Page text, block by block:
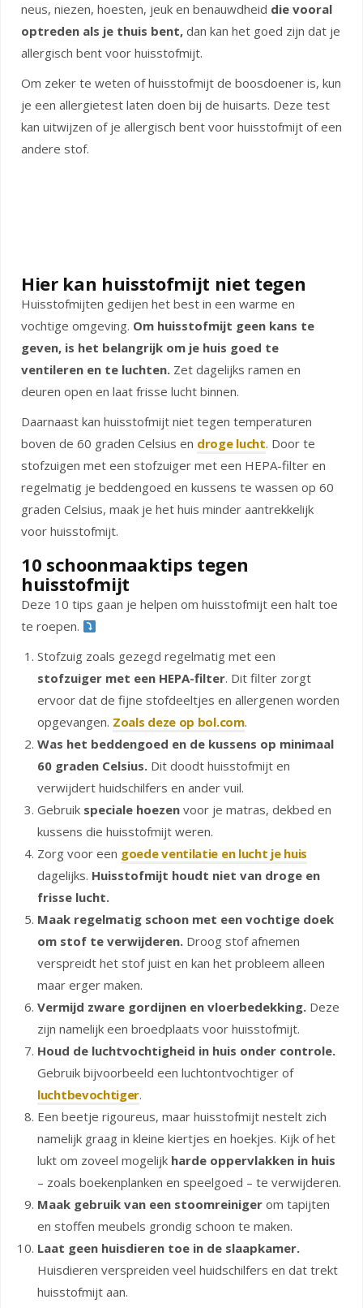
neus, niezen, hoesten, jeuk en benauwdheid die vooral
optreden als je thuis bent, dan kan het goed zijn dat je
allergisch bent voor huisstofmijt.
Om zeker te weten of huisstofmijt de boosdoener is, kun
je een allergietest laten doen bij de huisarts. Deze test
kan uitwijzen of je allergisch bent voor huisstofmijt of een
andere stof.
Hier kan huisstofmijt niet tegen
Huisstofmijten gedijen het best in een warme en
vochtige omgeving. Om huisstofmijt geen kans te
geven, is het belangrijk om je huis goed te
ventileren en te luchten. Zet dagelijks ramen en
deuren open en laat frisse lucht binnen.
Daarnaast kan huisstofmijt niet tegen temperaturen
boven de 60 graden Celsius en droge lucht. Door te
stofzuigen met een stofzuiger met een HEPA-filter en
regelmatig je beddengoed en kussens te wassen op 60
graden Celsius, maak je het huis minder aantrekkelijk
voor huisstofmijt.
10 schoonmaaktips tegen
huisstofmijt
Deze 10 tips gaan je helpen om huisstofmijt een halt toe
te roepen.
Stofzuig zoals gezegd regelmatig met een
stofzuiger met een HEPA-filter. Dit filter zorgt
ervoor dat de fijne stofdeeltjes en allergenen worden
opgevangen. Zoals deze op bol.com.
Was het beddengoed en de kussens op minimaal
60 graden Celsius. Dit doodt huisstofmijt en
verwijdert huidschilfers en ander vuil.
Gebruik speciale hoezen voor je matras, dekbed en
kussens die huisstofmijt weren.
Zorg voor een goede ventilatie en lucht je huis
dagelijks. Huisstofmijt houdt niet van droge en
frisse lucht.
Maak regelmatig schoon met een vochtige doek
om stof te verwijderen. Droog stof afnemen
verspreidt het stof juist en kan het probleem alleen
maar erger maken.
Vermijd zware gordijnen en vloerbedekking. Deze
zijn namelijk een broedplaats voor huisstofmijt.
Houd de luchtvochtigheid in huis onder controle.
Gebruik bijvoorbeeld een luchtontvochtiger of
luchtbevochtiger.
Een beetje rigoureus, maar huisstofmijt nestelt zich
namelijk graag in kleine kiertjes en hoekjes. Kijk of het
lukt om zoveel mogelijk harde oppervlakken in huis
– zoals boekenplanken en speelgoed – te verwijderen.
Maak gebruik van een stoomreiniger om tapijten
en stoffen meubels grondig schoon te maken.
Laat geen huisdieren toe in de slaapkamer.
Huisdieren verspreiden veel huidschilfers en dat trekt
huisstofmijt aan.